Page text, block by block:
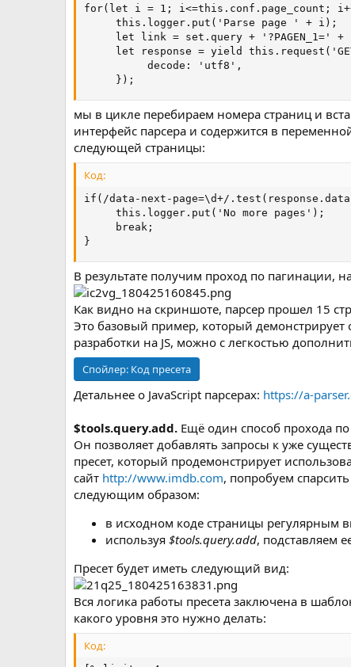
for(let i = 1; i<=this.conf.page_count;
     this.logger.put('Parse page ' + i);
let link = set.query + '?PAGEN_1=' +
let response = yield
          decode: 'utf8',
     });
мы в цикле перебираем номера страниц и
интерфейс парсера и содержится в
следующей страницы:
Код:
if(/data-next-page=\d+/
     this.logger.put('No more pages');
     break;
}
В результате получим проход по пагинации,
Как видно на скриншоте, парсер прошел 15
Это базовый пример, который
разработки на JS, можно с легкостью
Спойлер: Код пресета
Детальнее о JavaScript парсерах: https://a-
$tools.query.add. Ещё один способ прохода
Он позволяет добавлять запросы к уже
пресет, который продемонстрирует
сайт http://www.imdb.com, попробуем
следующим образом:
в исходном коде страницы регулярным
используя $tools.query.add, подставляем
Пресет будет иметь следующий вид:
Вся логика работы пресета заключена в
какого уровня это нужно делать:
Код: